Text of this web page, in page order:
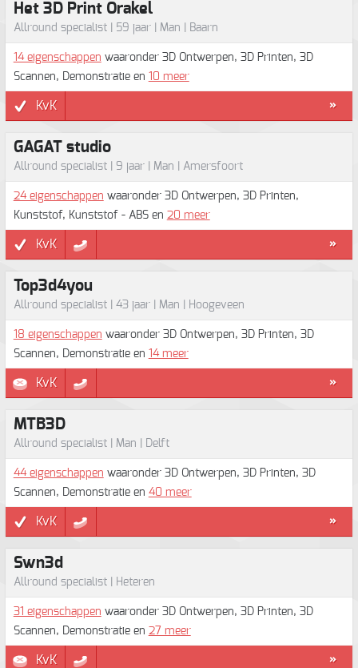
Het 3D Print Orakel
Allround specialist | 59 jaar | Man | Baarn
14 eigenschappen waaronder 3D Ontwerpen, 3D Printen, 3D
Scannen, Demonstratie en
10 meer
KvK »
GAGAT studio
Allround specialist | 9 jaar | Man | Amersfoort
24 eigenschappen waaronder 3D Ontwerpen, 3D Printen,
Kunststof, Kunststof - ABS en 20 meer
KvK »
Top3d4you
Allround specialist | 43 jaar | Man | Hoogeveen
18 eigenschappen waaronder 3D Ontwerpen, 3D Printen, 3D
Scannen, Demonstratie en
14 meer
KvK »
MTB3D
Allround specialist | Man | Delft
44 eigenschappen waaronder 3D Ontwerpen, 3D Printen, 3D
Scannen, Demonstratie en 40 meer
KvK »
Swn3d
Allround specialist | Heteren
31 eigenschappen waaronder 3D Ontwerpen, 3D Printen, 3D
Scannen, Demonstratie en 27 meer
KvK »